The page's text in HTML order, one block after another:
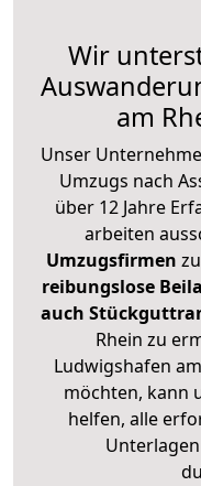
Wir
am
Unser
Umzugs nach
über 12 Jahre
arbeiten
Umzugsfirmen
reibungslose
auch
Rhein zu
Ludwigshafen
möchten, kann
helfen, alle